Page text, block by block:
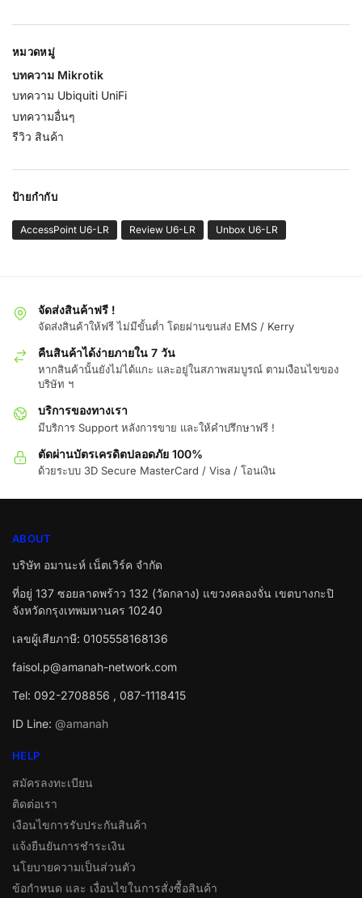
หมวดหมู่
บทความ Mikrotik
บทความ Ubiquiti UniFi
บทความอื่นๆ
รีวิว สินค้า
ป้ายกำกับ
AccessPoint U6-LR Review U6-LR Unbox U6-LR
จัดส่งสินค้าฟรี !
จัดส่งสินค้าให้ฟรี ไม่มีขั้นต่ำ โดยผ่านขนส่ง EMS / Kerry
คืนสินค้าได้ง่ายภายใน 7 วัน
หากสินค้านั้นยังไม่ได้แกะ และอยู่ในสภาพสมบูรณ์ ตามเงือนไขของ
บริษัท ฯ
บริการของทางเรา
มีบริการ Support หลังการขาย และให้คำปรึกษาฟรี !
ตัดผ่านบัตรเครดิตปลอดภัย 100%
ด้วยระบบ 3D Secure MasterCard / Visa / โอนเงิน
ABOUT
บริษัท อมานะห์ เน็ตเวิร์ค จำกัด
ที่อยู่ 137 ซอยลาดพร้าว 132 (วัดกลาง) แขวงคลองจั่น เขตบางกะปิ
จังหวัดกรุงเทพมหานคร 10240
เลขผู้เสียภาษี: 0105558168136
faisol.p@amanah-network.com
Tel: 092-2708856 , 087-1118415
ID Line: @amanah
HELP
สมัครลงทะเบียน
ติดต่อเรา
เงือนไขการรับประกันสินค้า
แจ้งยืนยันการชำระเงิน
นโยบายความเป็นส่วนตัว
ข้อกำหนด และ เงื่อนไขในการสั่งซื้อสินค้า